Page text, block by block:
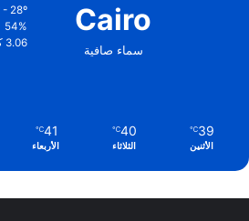
Cairo
سماء صافية
54%
3.06 كيلومتر/ساعة
39
℃
الأثنين
40
℃
الثلاثاء
41
℃
الأربعاء